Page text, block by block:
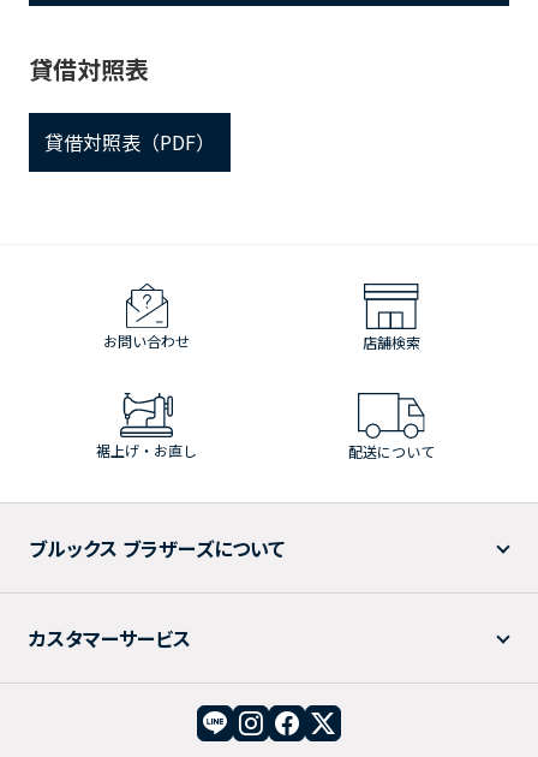
貸借対照表
貸借対照表（PDF）
お問い合わせ 店舗検索
裾上げ・お直し 配送について
ブルックス ブラザーズについて
カスタマーサービス